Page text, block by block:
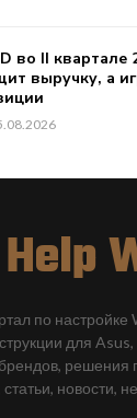
во II
выручку, а
по настройке
для
решения
новости,